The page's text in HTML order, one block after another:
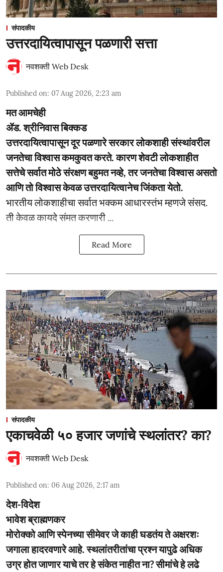
संपादकीय
उत्तरदायित्वापासून पळणारी सत्ता
नवशक्ती Web Desk
Published on: 07 Aug 2026, 2:23 am
मत आमचेही
ॲड. श्रीनिवास बिक्कड
उत्तरदायित्वापासून दूर पळणारे सरकार लोकशाही संस्थांवरील
जनतेचा विश्वास कमकुवत करते. कारण शेवटी लोकशाहीत
सत्तेचे सर्वात मोठे संरक्षण बहुमत नव्हे, तर जनतेचा विश्वास असतो
आणि तो विश्वास केवळ उत्तरदायित्वानेच जिंकता येतो.
भारतीय लोकशाहीचा सर्वात भक्कम आधारस्तंभ म्हणजे संसद.
ती केवळ कायदे संमत करणारी ...
Read More
संपादकीय
एकाचवेळी ५० हजार जणांचे स्थलांतर? का?
नवशक्ती Web Desk
Published on: 06 Aug 2026, 2:17 am
देश-विदेश
भावेश ब्राह्मणकर
मोरोक्को आणि स्पेनच्या सीमेवर जे काही घडतंय ते अक्षरशः
जगाला हादरवणारे आहे. स्थलांतरीतांचा प्रश्न यापुढे अधिक
उग्र होत जाणार याचे तर हे संकेत नाहीत ना? सीमांचे हे लढे